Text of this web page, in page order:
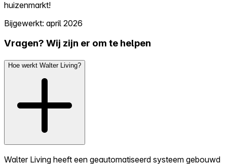
huizenmarkt!
Bijgewerkt: april 2026
Vragen? Wij zijn er om te helpen
Hoe werkt Walter Living?
Walter Living heeft een geautomatiseerd systeem gebouwd